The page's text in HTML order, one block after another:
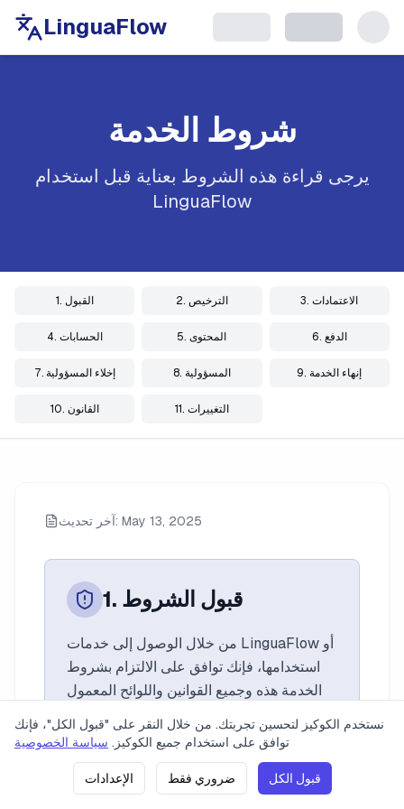
LinguaFlow
شروط الخدمة
يرجى قراءة هذه الشروط بعناية قبل استخدام
LinguaFlow
1. القبول 2. الترخيص 3. الاعتمادات
4. الحسابات 5. المحتوى 6. الدفع
7. إخلاء المسؤولية 8. المسؤولية 9. إنهاء الخدمة
10. القانون 11. التغييرات
آخر تحديث: May 13, 2025
1. قبول الشروط
من خلال الوصول إلى خدمات LinguaFlow أو
استخدامها، فإنك توافق على الالتزام بشروط
الخدمة هذه وجميع القوانين واللوائح المعمول
يُمنع عليك استخدام أو الوصول إلى الخدمات.
التسعيرسياسة الخصوصيةشروط الخدمةاتصل بنا
2023 LinguaFlow. جميع الحقوق محفوظة. الإصدار: v0.1.17 21. 06. 2026 21:58
نستخدم الكوكيز لتحسين تجربتك. من خلال النقر على "قبول الكل"، فإنك
توافق على استخدام جميع الكوكيز. سياسة الخصوصية
الإعدادات ضروري فقط قبول الكل